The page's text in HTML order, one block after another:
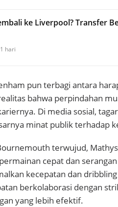
ke Liverpool? Transfer
hari
pun terbagi antara
bahwa perpindahan
Di media sosial,
minat publik terhadap
terwujud,
cepat dan
kecepatan dan
berkolaborasi dengan
yang lebih efektif.